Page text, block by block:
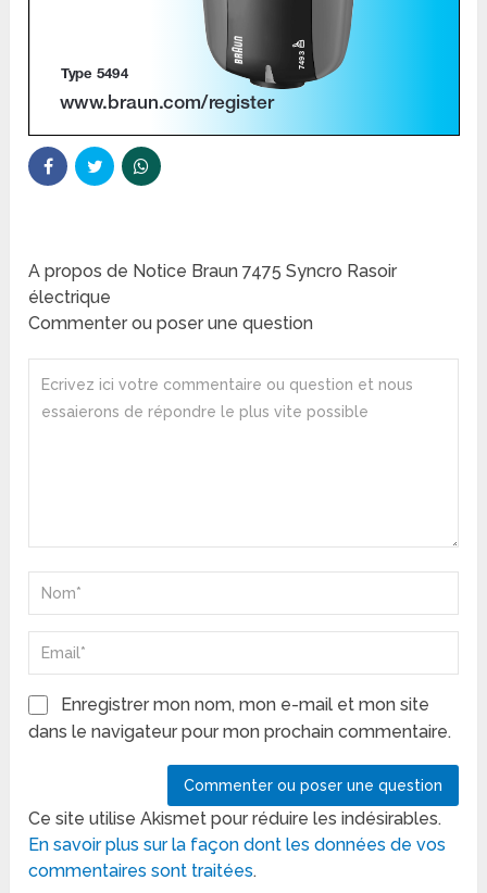
A propos de Notice Braun 7475 Syncro Rasoir
électrique
Commenter ou poser une question
Enregistrer mon nom, mon e-mail et mon site
dans le navigateur pour mon prochain commentaire.
Ce site utilise Akismet pour réduire les indésirables.
En savoir plus sur la façon dont les données de vos
commentaires sont traitées.